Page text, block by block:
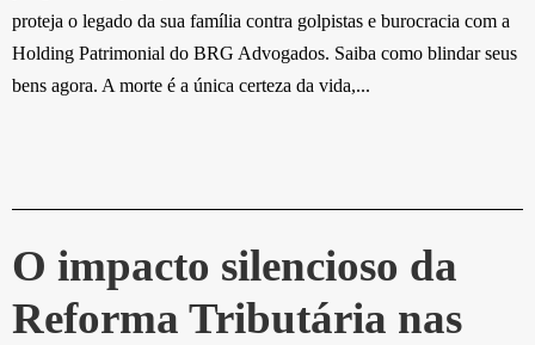
proteja o legado da sua família contra golpistas e burocracia com a
Holding Patrimonial do BRG Advogados. Saiba como blindar seus
bens agora. A morte é a única certeza da vida,...
O impacto silencioso da
Reforma Tributária nas